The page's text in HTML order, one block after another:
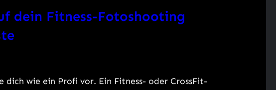
dein Fitness-Fotoshooting
dich wie ein Profi vor. Ein Fitness- oder CrossFit-